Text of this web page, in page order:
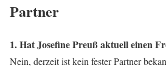
Partner
1. Hat Josefine Preuß aktuell einen
Nein, derzeit ist kein fester Partner